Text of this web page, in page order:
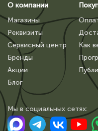
О компании
Магазины
Реквизиты
Сервисный центр
Бренды
Акции
Блог
Как
Мы в сoциальных сетях: